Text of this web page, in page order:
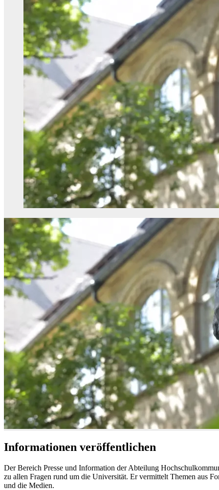
Informationen veröffentlichen
Der Bereich Presse und Information der Abteilung
zu allen Fragen rund um die Universität. Er vermittelt Themen aus
und die Medien.